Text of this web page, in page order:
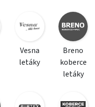
Vesna
letáky
Breno
koberce
letáky